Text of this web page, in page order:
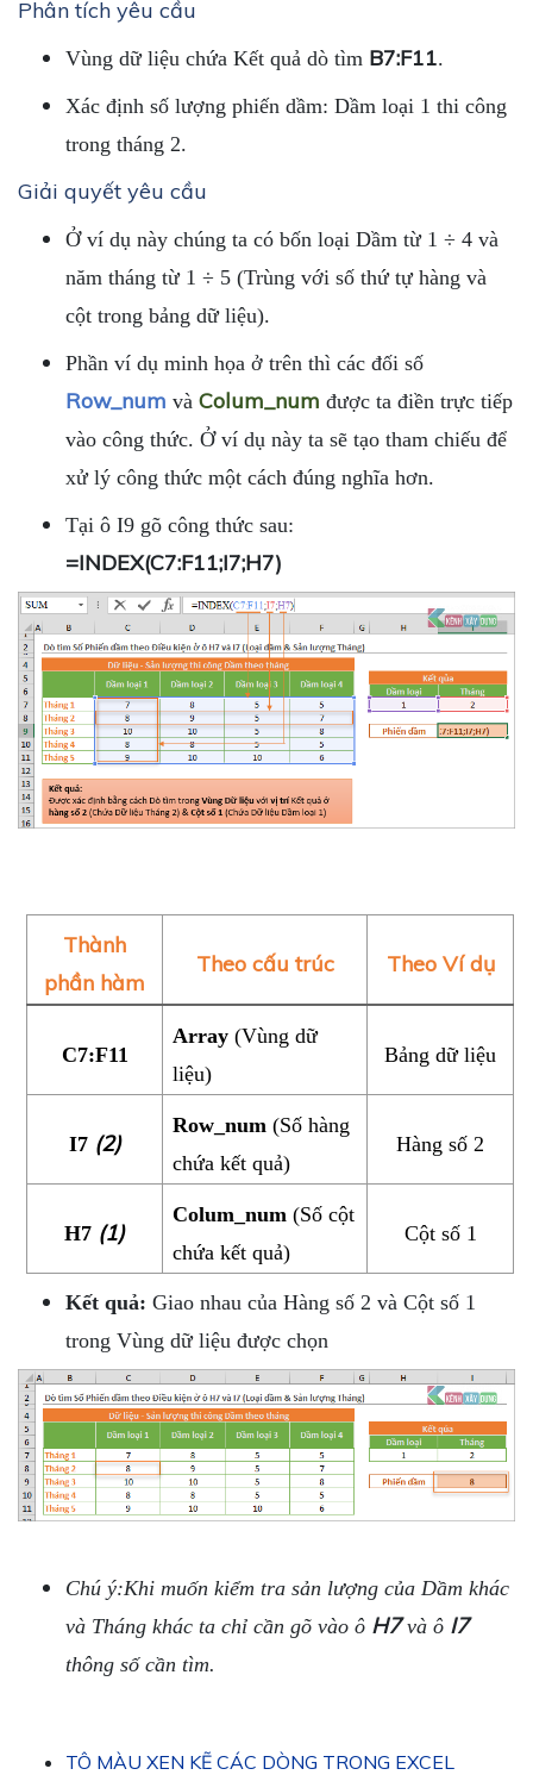
Phân tích yêu cầu
Vùng dữ liệu chứa Kết quả dò tìm B7:F11.
Xác định số lượng phiến dầm: Dầm loại 1 thi công
trong tháng 2.
Giải quyết yêu cầu
Ở ví dụ này chúng ta có bốn loại Dầm từ 1 ÷ 4 và
năm tháng từ 1 ÷ 5 (Trùng với số thứ tự hàng và
cột trong bảng dữ liệu).
Phần ví dụ minh họa ở trên thì các đối số
Row_num và Colum_num được ta điền trực tiếp
vào công thức. Ở ví dụ này ta sẽ tạo tham chiếu để
xử lý công thức một cách đúng nghĩa hơn.
Tại ô I9 gõ công thức sau:
=INDEX(C7:F11;I7;H7)
Thành
phần hàm
Theo cấu trúc Theo Ví dụ
C7:F11
Array(Vùng dữ
liệu)
Bảng dữ liệu
I7 (2)
Row_num(Số hàng
chứa kết quả)
Hàng số 2
H7 (1)
Colum_num(Số cột
chứa kết quả)
Cột số 1
Kết quả: Giao nhau của Hàng số 2 và Cột số 1
trong Vùng dữ liệu được chọn
Chú ý:Khi muốn kiểm tra sản lượng của Dầm khác
và Tháng khác ta chỉ cần gõ vào ô H7và ô I7
thông số cần tìm.
TÔ MÀU XEN KẼ CÁC DÒNG TRONG EXCEL